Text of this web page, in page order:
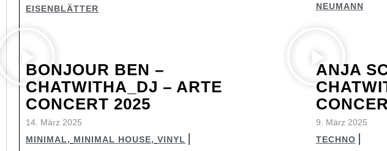
EISENBLÄTTER
NEUMANN
BONJOUR BEN –
CHATWITHA_DJ – ARTE
CONCERT 2025
14. März 2025
MINIMAL, MINIMAL HOUSE, VINYL
ANJA
9. März 2025
TECHNO